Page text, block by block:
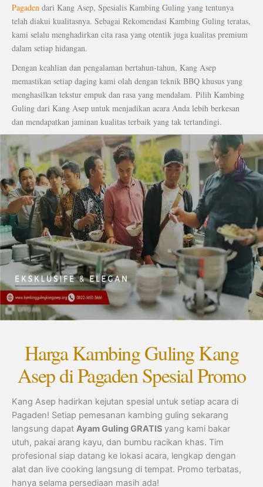
Pagaden dari Kang Asep, Spesialis Kambing Guling yang tentunya
telah diakui kualitasnya. Sebagai Rekomendasi Kambing Guling teratas,
kami selalu menghadirkan cita rasa yang otentik juga kualitas premium
dalam setiap hidangan.
Dengan keahlian dan pengalaman bertahun-tahun, Kang Asep
memastikan setiap daging kami olah dengan teknik BBQ khusus yang
menghasilkan tekstur empuk dan rasa yang mendalam. Pilih Kambing
Guling dari Kang Asep untuk menjadikan acara Anda lebih berkesan
dan mendapatkan jaminan kualitas terbaik yang tak tertandingi.
Harga Kambing Guling Kang
Asep di Pagaden Spesial Promo
Kang Asep hadirkan kejutan spesial untuk setiap acara di
Pagaden! Setiap pemesanan kambing guling sekarang
langsung dapat Ayam Guling GRATIS yang kami bakar
utuh, pakai arang kayu, dan bumbu racikan khas. Tim
profesional siap datang ke lokasi acara, lengkap dengan
alat dan live cooking langsung di tempat. Promo terbatas,
hanya selama persediaan masih ada!